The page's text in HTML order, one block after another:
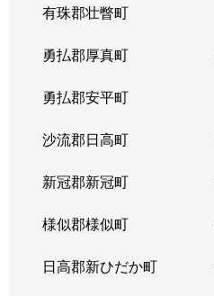
有珠郡壮瞥町
勇払郡厚真町
勇払郡安平町
沙流郡日高町
新冠郡新冠町
様似郡様似町
日高郡新ひだか町